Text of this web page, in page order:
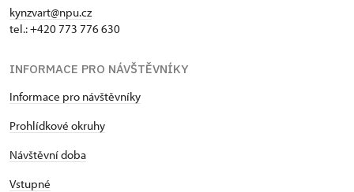
kynzvart@npu.cz
tel.: +420 773 776 630
INFORMACE PRO NÁVŠTĚVNÍKY
Informace pro návštěvníky
Prohlídkové okruhy
Návštěvní doba
Vstupné